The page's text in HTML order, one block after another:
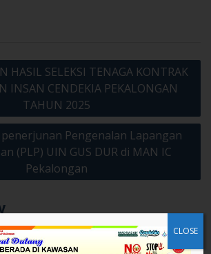
HASIL SELEKSI TENAGA KONTRAK
INSAN CENDEKIA PEKALONGAN
TAHUN 2025
Pengenalan Lapangan
(PLP) UIN GUS DUR di MAN IC
Pekalongan
not be published.
Required fields areCLOSE